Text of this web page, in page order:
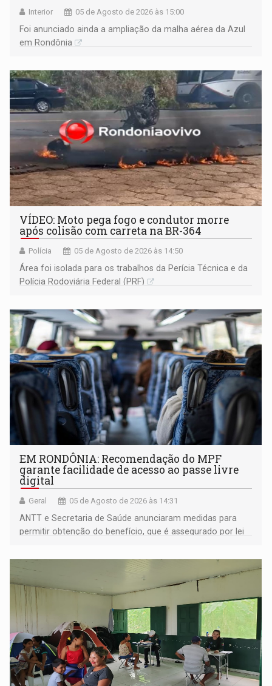
Interior 05 de Agosto de 2026 às 15:00
Foi anunciado ainda a ampliação da malha aérea da Azul
em Rondônia
VÍDEO: Moto pega fogo e condutor morre
após colisão com carreta na BR-364
Polícia 05 de Agosto de 2026 às 14:50
Área foi isolada para os trabalhos da Perícia Técnica e da
Polícia Rodoviária Federal (PRF)
EM RONDÔNIA: Recomendação do MPF
garante facilidade de acesso ao passe livre
digital
Geral 05 de Agosto de 2026 às 14:31
ANTT e Secretaria de Saúde anunciaram medidas para
permitir obtenção do benefício, que é assegurado por lei